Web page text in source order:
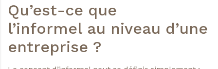
Qu’est-ce que
l’informel au niveau d’une
entreprise ?